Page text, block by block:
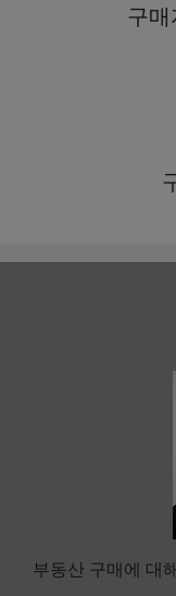
구
부동산 구매에 대